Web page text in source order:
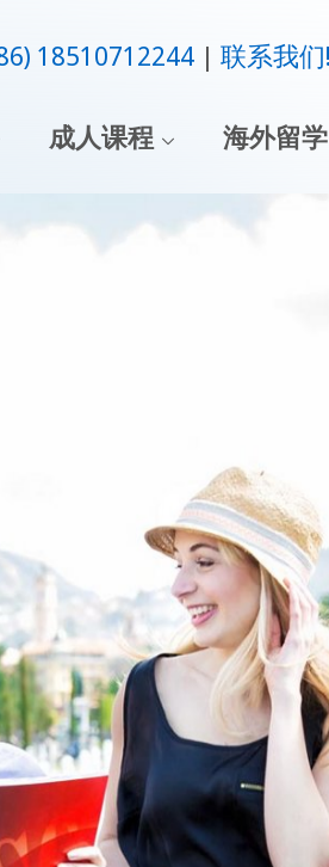
18510712244 联系我
成人课程 海外留学